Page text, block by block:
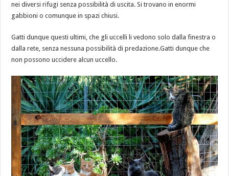
nei diversi rifugi senza possibilità di uscita. Si trovano in enormi
gabbioni o comunque in spazi chiusi.
Gatti dunque questi ultimi, che gli uccelli li vedono solo dalla finestra o
dalla rete, senza nessuna possibilità di predazione.Gatti dunque che
non possono uccidere alcun uccello.